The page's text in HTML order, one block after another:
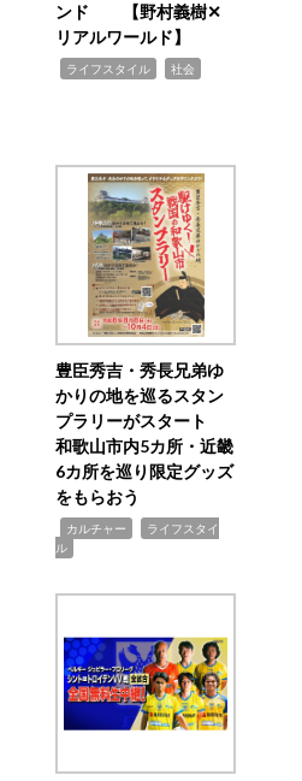
ンド 【野村義樹✕
リアルワールド】
ライフスタイル 社会
豊臣秀吉・秀長兄弟ゆ
かりの地を巡るスタン
プラリーがスタート
和歌山市内5カ所・近畿
6カ所を巡り限定グッズ
をもらおう
カルチャー
ライフスタイ
ル